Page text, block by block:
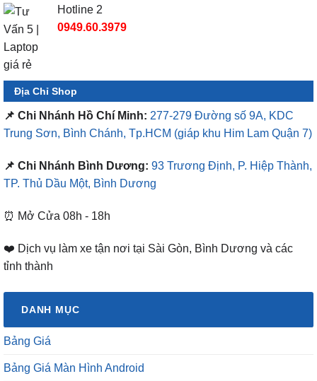
Hotline 2
0949.60.3979
Địa Chỉ Shop
📌 Chi Nhánh Hồ Chí Minh: 277-279 Đường số 9A, KDC
Trung Sơn, Bình Chánh, Tp.HCM (giáp khu Him Lam Quận 7)
📌 Chi Nhánh Bình Dương: 93 Trương Định, P. Hiệp Thành,
TP. Thủ Dầu Một, Bình Dương
⏰ Mở Cửa 08h - 18h
❤️ Dịch vụ làm xe tận nơi tại Sài Gòn, Bình Dương và các
tỉnh thành
DANH MỤC
Bảng Giá
Bảng Giá Màn Hình Android